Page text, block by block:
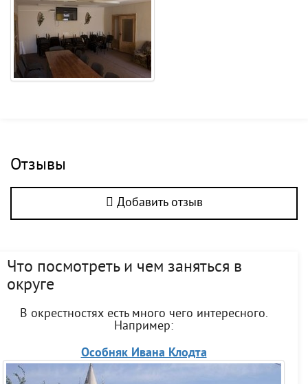
Отзывы
Добавить отзыв
Что посмотреть и чем заняться в
округе
В окрестностях есть много чего интересного.
Например:
Особняк Ивана Клодта